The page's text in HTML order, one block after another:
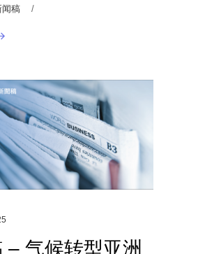
闻稿
– 气候转型亚洲